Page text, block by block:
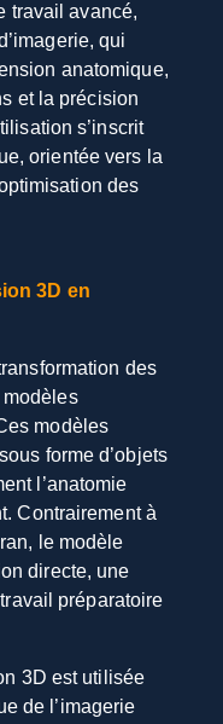
travail avancé,
qui
anatomique,
et la précision
s’inscrit
orientée vers la
des
3D en
des
modèles
forme d’objets
l’anatomie
Contrairement à
le modèle
directe, une
préparatoire
3D est utilisée
de l’imagerie